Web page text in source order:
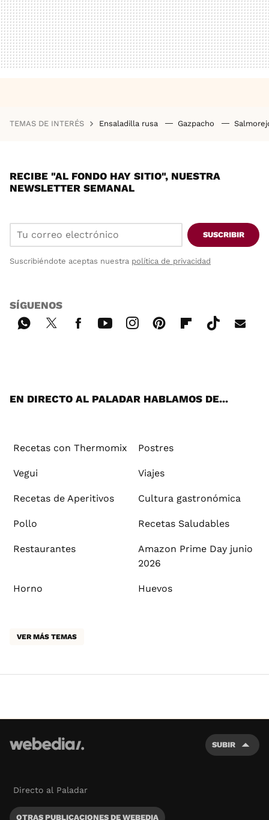
TEMAS DE INTERÉS Ensaladilla rusa Gazpacho
RECIBE "AL FONDO HAY SITIO", NUESTRA
NEWSLETTER SEMANAL
SUSCRIBIR
Suscribiéndote aceptas nuestra política de privacidad
SÍGUENOS
EN DIRECTO AL PALADAR HABLAMOS DE...
Recetas con Thermomix Postres
Vegui Viajes
Recetas de Aperitivos Cultura gastronómica
Pollo Recetas Saludables
Restaurantes
Amazon Prime Day junio
2026
Horno Huevos
VER MÁS TEMAS
SUBIR
Directo al Paladar
OTRAS PUBLICACIONES DE WEBEDIA